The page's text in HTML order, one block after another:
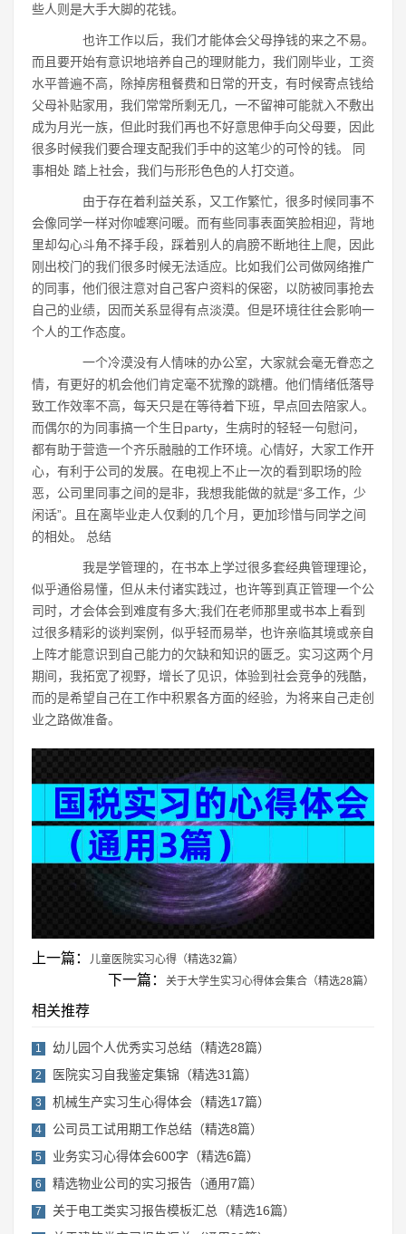
些人则是大手大脚的花钱。
也许工作以后，我们才能体会父母挣钱的来之不易。
而且要开始有意识地培养自己的理财能力，我们刚毕业，工资
水平普遍不高，除掉房租餐费和日常的开支，有时候寄点钱给
父母补贴家用，我们常常所剩无几，一不留神可能就入不敷出
成为月光一族，但此时我们再也不好意思伸手向父母要，因此
很多时候我们要合理支配我们手中的这笔少的可怜的钱。 同
事相处 踏上社会，我们与形形色色的人打交道。
由于存在着利益关系，又工作繁忙，很多时候同事不
会像同学一样对你嘘寒问暖。而有些同事表面笑脸相迎，背地
里却勾心斗角不择手段，踩着别人的肩膀不断地往上爬，因此
刚出校门的我们很多时候无法适应。比如我们公司做网络推广
的同事，他们很注意对自己客户资料的保密，以防被同事抢去
自己的业绩，因而关系显得有点淡漠。但是环境往往会影响一
个人的工作态度。
一个冷漠没有人情味的办公室，大家就会毫无眷恋之
情，有更好的机会他们肯定毫不犹豫的跳槽。他们情绪低落导
致工作效率不高，每天只是在等待着下班，早点回去陪家人。
而偶尔的为同事搞一个生日party，生病时的轻轻一句慰问，
都有助于营造一个齐乐融融的工作环境。心情好，大家工作开
心，有利于公司的发展。在电视上不止一次的看到职场的险
恶，公司里同事之间的是非，我想我能做的就是“多工作，少
闲话”。且在离毕业走人仅剩的几个月，更加珍惜与同学之间
的相处。 总结
我是学管理的，在书本上学过很多套经典管理理论，
似乎通俗易懂，但从未付诸实践过，也许等到真正管理一个公
司时，才会体会到难度有多大;我们在老师那里或书本上看到
过很多精彩的谈判案例，似乎轻而易举，也许亲临其境或亲自
上阵才能意识到自己能力的欠缺和知识的匮乏。实习这两个月
期间，我拓宽了视野，增长了见识，体验到社会竞争的残酷，
而的是希望自己在工作中积累各方面的经验，为将来自己走创
业之路做准备。
上一篇： 儿童医院实习心得（精选32篇）
下一篇： 关于大学生实习心得体会集合（精选28篇）
相关推荐
1 幼儿园个人优秀实习总结（精选28篇）
2 医院实习自我鉴定集锦（精选31篇）
3 机械生产实习生心得体会（精选17篇）
4 公司员工试用期工作总结（精选8篇）
5 业务实习心得体会600字（精选6篇）
6 精选物业公司的实习报告（通用7篇）
7 关于电工类实习报告模板汇总（精选16篇）